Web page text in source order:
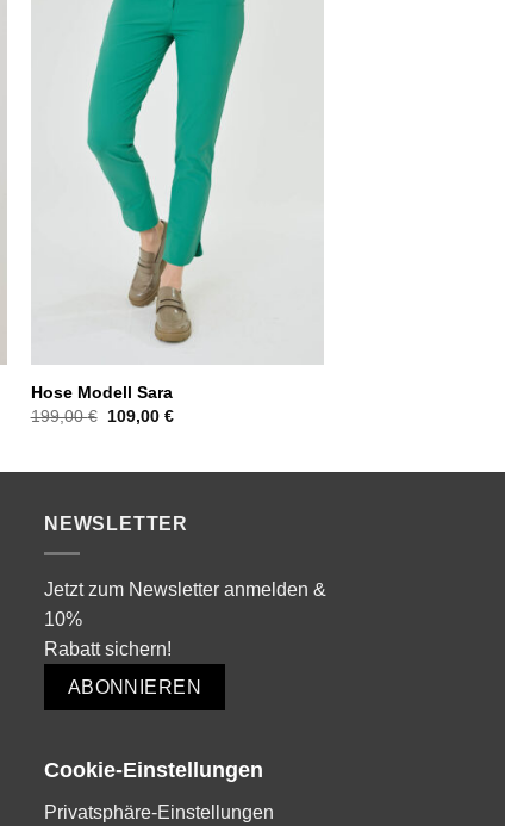
Hose Modell Sara
199,00€ Ursprünglicher
109,00 €Aktueller
NEWSLETTER
Jetzt zum Newsletter anmelden &
10%
Rabatt sichern!
ABONNIEREN
Cookie-Einstellungen
Privatsphäre-Einstellungen